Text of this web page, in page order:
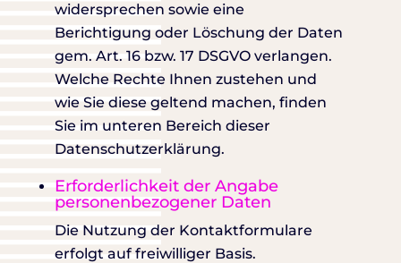
widersprechen sowie eine
Berichtigung oder Löschung der Daten
gem. Art. 16 bzw. 17 DSGVO verlangen.
Welche Rechte Ihnen zustehen und
wie Sie diese geltend machen, finden
Sie im unteren Bereich dieser
Datenschutzerklärung.
Erforderlichkeit der Angabe
personenbezogener Daten
Die Nutzung der Kontaktformulare
erfolgt auf freiwilliger Basis.